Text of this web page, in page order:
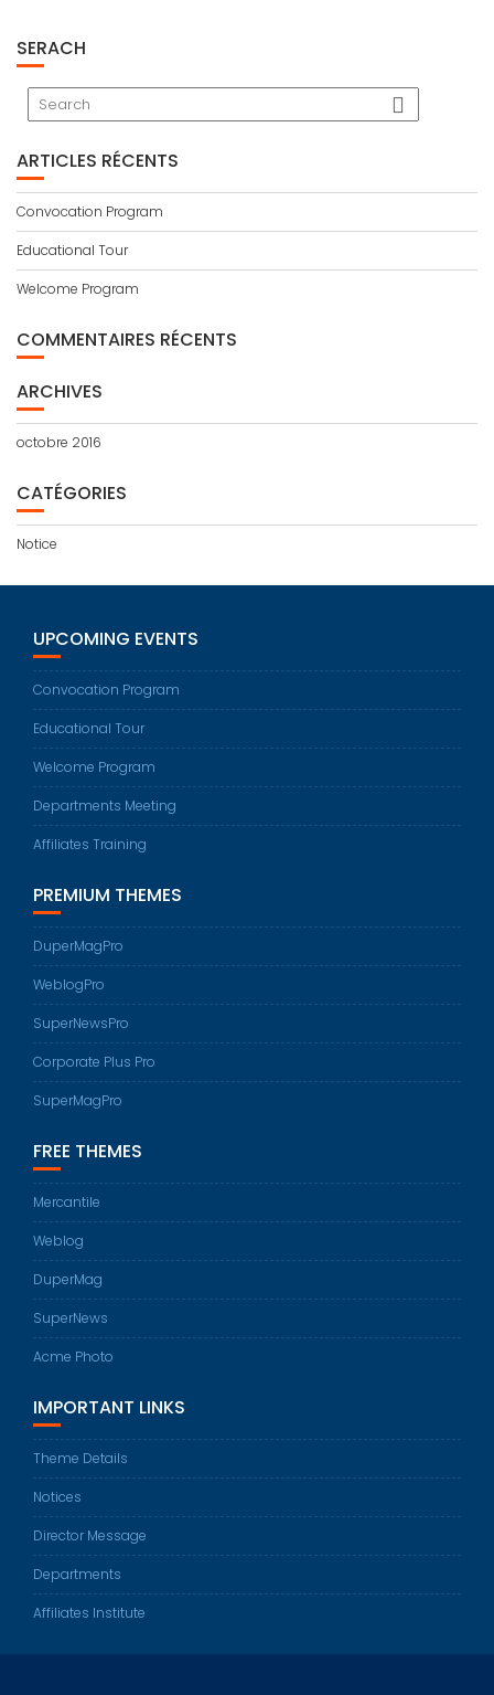
SERACH
ARTICLES RÉCENTS
Convocation Program
Educational Tour
Welcome Program
COMMENTAIRES RÉCENTS
ARCHIVES
octobre 2016
CATÉGORIES
Notice
UPCOMING EVENTS
Convocation Program
Educational Tour
Welcome Program
Departments Meeting
Affiliates Training
PREMIUM THEMES
DuperMagPro
WeblogPro
SuperNewsPro
Corporate Plus Pro
SuperMagPro
FREE THEMES
Mercantile
Weblog
DuperMag
SuperNews
Acme Photo
IMPORTANT LINKS
Theme Details
Notices
Director Message
Departments
Affiliates Institute